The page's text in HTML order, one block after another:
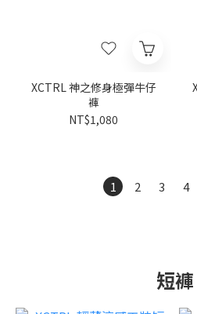
XCTRL 神之修身極彈牛仔
褲
NT$1,080
1 2 3 4
短褲